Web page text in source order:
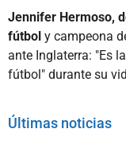
Jennifer Hermoso,
fútbol y campeona
ante Inglaterra: "Es
fútbol" durante su
Últimas noticias